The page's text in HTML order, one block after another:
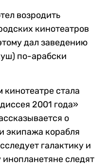
возродить
кинотеатров
дал заведению
по-арабски
стала
2001 года»
о
экипажа корабля
галактику и
следят